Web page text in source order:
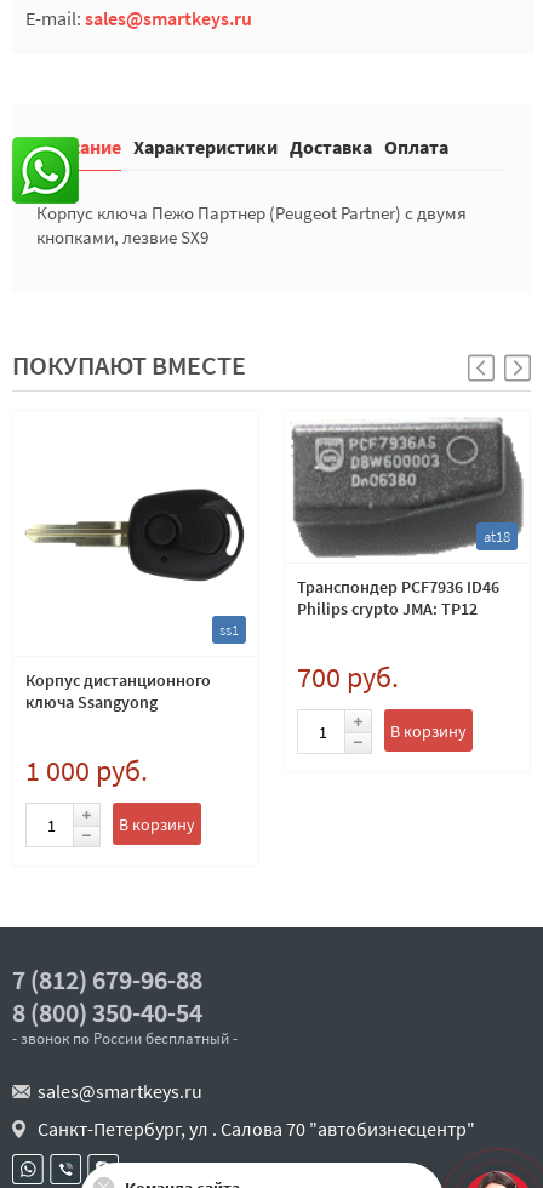
E-mail: sales@smartkeys.ru
Описание Характеристики Доставка Оплата
Корпус ключа Пежо Партнер (Peugeot Partner) с двумя
кнопками, лезвие SX9
ПОКУПАЮТ ВМЕСТЕ
ss1
Корпус дистанционного
ключа Ssangyong
1 000 руб.
В корзину
at18
Транспондер PCF7936 ID46
Philips crypto JMA: TP12
700 руб.
В корзину
7 (812) 679-96-88
8 (800) 350-40-54
- звонок по России бесплатный -
sales@smartkeys.ru
Санкт-Петербург, ул . Салова 70 "автобизнесцентр"